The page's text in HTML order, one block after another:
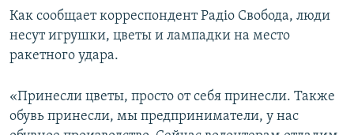
Как сообщает корреспондент Радіо Свобода, люди
несут игрушки, цветы и лампадки на место
ракетного удара.
«Принесли цветы, просто от себя принесли. Также
обувь принесли, мы предприниматели, у нас